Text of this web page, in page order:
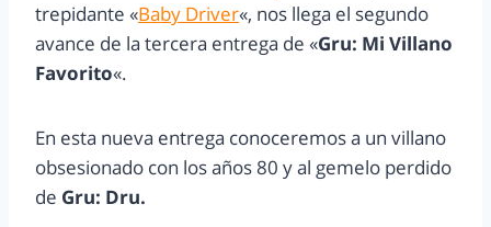
trepidante «Baby Driver«, nos llega el segundo
avance de la tercera entrega de «Gru: Mi Villano
Favorito«.
En esta nueva entrega conoceremos a un villano
obsesionado con los años 80 y al gemelo perdido
de Gru: Dru.